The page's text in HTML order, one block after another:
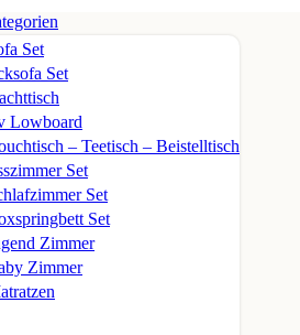
Set
Set
Lowboard
– Teetisch – Beistelltisch
Set
Set
Set
Zimmer
Zimmer